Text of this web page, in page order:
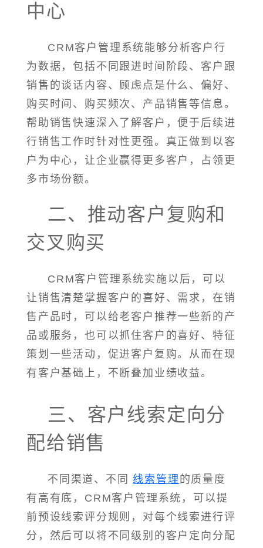
中心
CRM客户管理系统能够分析客户行
为数据，包括不同跟进时间阶段、客户跟
销售的谈话内容、顾虑点是什么、偏好、
购买时间、购买频次、产品销售等信息。
帮助销售快速深入了解客户，便于后续进
行销售工作时针对性更强。真正做到以客
户为中心，让企业赢得更多客户，占领更
多市场份额。
二、推动客户复购和
交叉购买
CRM客户管理系统实施以后，可以
让销售清楚掌握客户的喜好、需求，在销
售产品时，可以给老客户推荐一些新的产
品或服务，也可以抓住客户的喜好、特征
策划一些活动，促进客户复购。从而在现
有客户基础上，不断叠加业绩收益。
三、客户线索定向分
配给销售
不同渠道、不同 线索管理 的质量度
有高有底，CRM客户管理系统，可以提
前预设线索评分规则，对每个线索进行评
分，然后可以将不同级别的客户定向分配